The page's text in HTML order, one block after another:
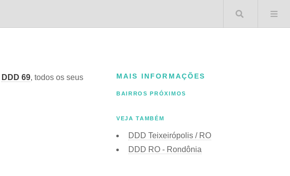
Buscar
DDD 69, todos os seus
MAIS INFORMAÇÕES
BAIRROS PRÓXIMOS
VEJA TAMBÉM
DDD Teixeirópolis / RO
DDD RO - Rondônia